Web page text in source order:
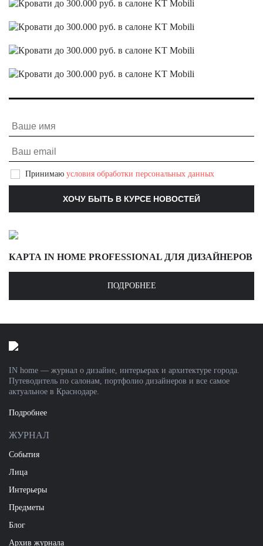
Принимаю условия обработки персональных данных
КАРТА IN HOME PROFESSIONAL ДЛЯ ДИЗАЙНЕРОВ
ПОДРОБНЕЕ
IN home — журнал о дизайне, интерьерах и архитектуре города.
Путеводитель по салонам, портфолио дизайнеров и все самое
актуальное в Краснодаре.
Подробнее
ЖУРНАЛ
События
Лица
Интерьеры
Предметы
Блог
Архив журнала